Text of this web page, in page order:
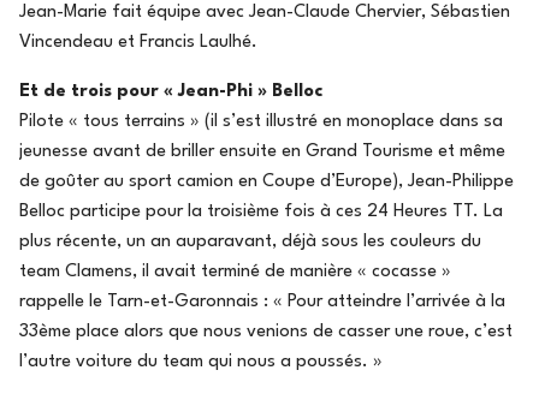
Jean-Marie fait équipe avec Jean-Claude Chervier, Sébastien
Vincendeau et Francis Laulhé.
Et de trois pour « Jean-Phi » Belloc
Pilote « tous terrains » (il s’est illustré en monoplace dans sa
jeunesse avant de briller ensuite en Grand Tourisme et même
de goûter au sport camion en Coupe d’Europe), Jean-Philippe
Belloc participe pour la troisième fois à ces 24 Heures TT. La
plus récente, un an auparavant, déjà sous les couleurs du
team Clamens, il avait terminé de manière « cocasse »
rappelle le Tarn-et-Garonnais : « Pour atteindre l’arrivée à la
33ème place alors que nous venions de casser une roue, c’est
l’autre voiture du team qui nous a poussés. »